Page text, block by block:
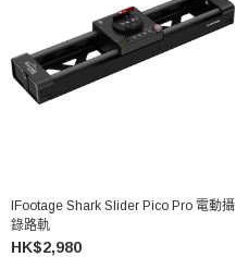
IFootage Shark Slider Pico Pro 電動攝
錄路軌
HK$2,980